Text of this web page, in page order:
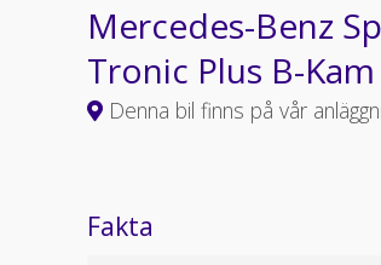
Mercedes-Benz
Tronic Plus B-
Denna bil finns på vår
Fakta